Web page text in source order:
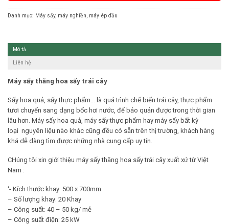
Danh mục: Máy sấy, máy nghiền, máy ép dầu
Mô tả
Liên hệ
Máy sấy thăng hoa sấy trái cây
Sấy hoa quả, sấy thực phẩm… là quá trình chế biến trái cây, thực phẩm
tươi chuyển sang dạng bốc hơi nước, để bảo quản được trong thời gian
lâu hơn. Máy sấy hoa quả, máy sấy thực phẩm hay máy sấy bất kỳ
loại nguyên liệu nào khác cũng đều có sẵn trên thị trường, khách hàng
khá dễ dàng tìm được những nhà cung cấp uy tín.
CHúng tôi xin giới thiệu máy sấy thăng hoa sấy trái cây xuất xứ từ Việt
Nam :
‘- Kích thước khay: 500 x 700mm
– Số lượng khay: 20 Khay
– Công suất: 40 – 50 kg/ mẻ
– Công suất điện: 25 kW